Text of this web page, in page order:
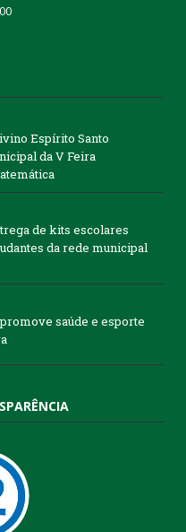
Espírito Santo
da V Feira
de kits escolares
da rede municipal
saúde e esporte